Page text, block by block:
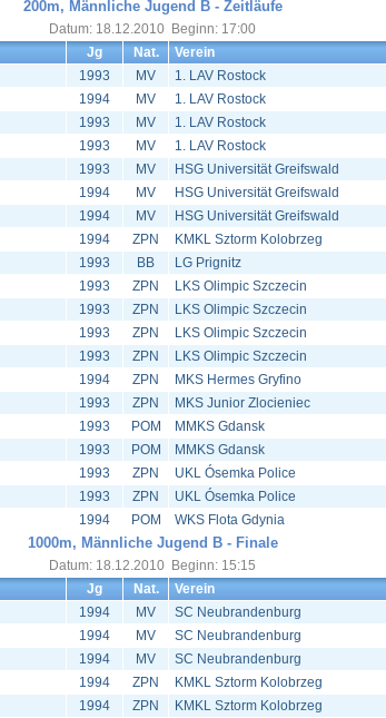
200m, Männliche Jugend B - Zeitläufe
Datum: 18.12.2010 Beginn: 17:00
Jg Nat. Verein
1993 MV 1. LAV Rostock
1994 MV 1. LAV Rostock
1993 MV 1. LAV Rostock
1993 MV 1. LAV Rostock
1993 MV
HSG Universität Greifswald
1994 MV
HSG Universität Greifswald
1994 MV
HSG Universität Greifswald
1994 ZPN
KMKL Sztorm Kolobrzeg
1993 BB
LG Prignitz
1993 ZPN
LKS Olimpic Szczecin
1993 ZPN
LKS Olimpic Szczecin
1993 ZPN
LKS Olimpic Szczecin
1993 ZPN
LKS Olimpic Szczecin
1994 ZPN
MKS Hermes Gryfino
1993 ZPN
MKS Junior Zlocieniec
1993 POM
MMKS Gdansk
1993 POM
MMKS Gdansk
1993 ZPN
UKL Ósemka Police
1993 ZPN
UKL Ósemka Police
1994 POM WKS Flota Gdynia
1000m, Männliche Jugend B - Finale
Datum: 18.12.2010 Beginn: 15:15
Jg Nat. Verein
1994 MV SC Neubrandenburg
1994 MV SC Neubrandenburg
1994 MV SC Neubrandenburg
1994 ZPN
KMKL Sztorm Kolobrzeg
1994 ZPN
KMKL Sztorm Kolobrzeg